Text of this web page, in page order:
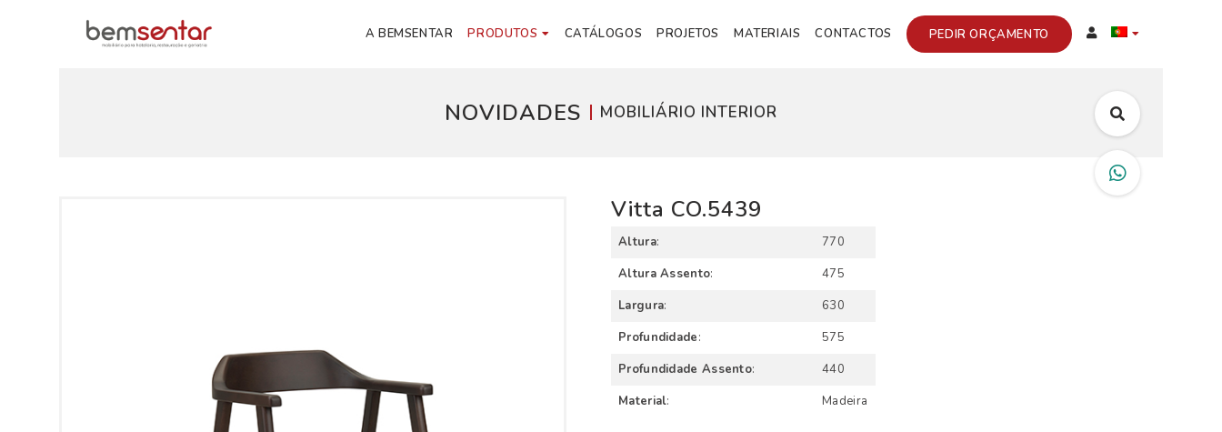
A BEMSENTAR PRODUTOS CATÁLOGOS PROJETOS MATERIAIS CONTACTOS PEDIR ORÇAMENTO
NOVIDADES MOBILIÁRIO INTERIOR
Vitta CO.5439
Altura:
770
Altura Assento:
475
Largura:
630
Profundidade:
575
Profundidade Assento:
440
Material: Madeira